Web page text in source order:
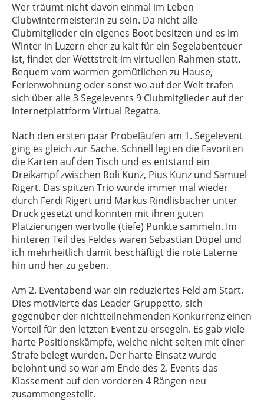
Wer träumt nicht davon einmal im Leben
Clubwintermeister:in zu sein. Da nicht alle
Clubmitglieder ein eigenes Boot besitzen und es im
Winter in Luzern eher zu kalt für ein Segelabenteuer
ist, findet der Wettstreit im virtuellen Rahmen statt.
Bequem vom warmen gemütlichen zu Hause,
Ferienwohnung oder sonst wo auf der Welt trafen
sich über alle 3 Segelevents 9 Clubmitglieder auf der
Internetplattform Virtual Regatta.
Nach den ersten paar Probeläufen am 1. Segelevent
ging es gleich zur Sache. Schnell legten die Favoriten
die Karten auf den Tisch und es entstand ein
Dreikampf zwischen Roli Kunz, Pius Kunz und Samuel
Rigert. Das spitzen Trio wurde immer mal wieder
durch Ferdi Rigert und Markus Rindlisbacher unter
Druck gesetzt und konnten mit ihren guten
Platzierungen wertvolle (tiefe) Punkte sammeln. Im
hinteren Teil des Feldes waren Sebastian Döpel und
ich mehrheitlich damit beschäftigt die rote Laterne
hin und her zu geben.
Am 2. Eventabend war ein reduziertes Feld am Start.
Dies motivierte das Leader Gruppetto, sich
gegenüber der nichtteilnehmenden Konkurrenz einen
Vorteil für den letzten Event zu ersegeln. Es gab viele
harte Positionskämpfe, welche nicht selten mit einer
Strafe belegt wurden. Der harte Einsatz wurde
belohnt und so war am Ende des 2. Events das
Klassement auf den vorderen 4 Rängen neu
zusammengestellt.